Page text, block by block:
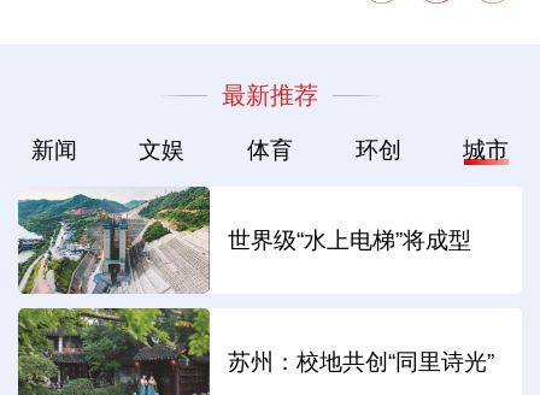
最新推荐
新闻 文娱 体育 环创 城市
世界级“水上电梯”将成型
苏州：校地共创“同里诗光”